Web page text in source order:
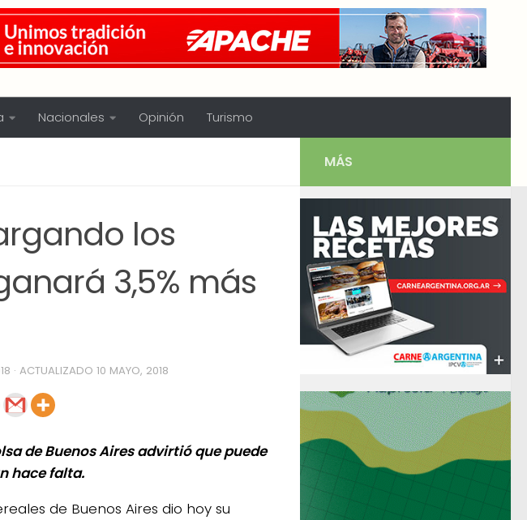
Nacionales Opinión Turismo
los
3,5% más
· ACTUALIZADO 10 MAYO, 2018
de Buenos Aires advirtió que puede
hace falta.
de Buenos Aires dio hoy su
MÁS